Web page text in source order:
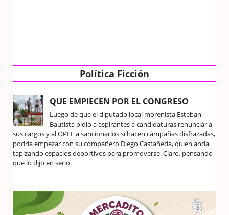
Política Ficción
QUE EMPIECEN POR EL CONGRESO
Luego de que el diputado local morenista Esteban
Bautista pidió a aspirantes a candidaturas renunciar a
sus cargos y al OPLE a sancionarlos si hacen campañas disfrazadas,
podría empezar con su compañero Diego Castañeda, quien anda
tapizando espacios deportivos para promoverse. Claro, pensando
que lo dijo en serio.